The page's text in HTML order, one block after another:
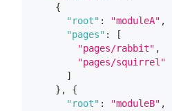
{
"root" : "moduleA" ,
"pages" :
[
"pages/rabbit" ,
"pages/squirrel"
]
} ,
{
"root" : "moduleB" ,